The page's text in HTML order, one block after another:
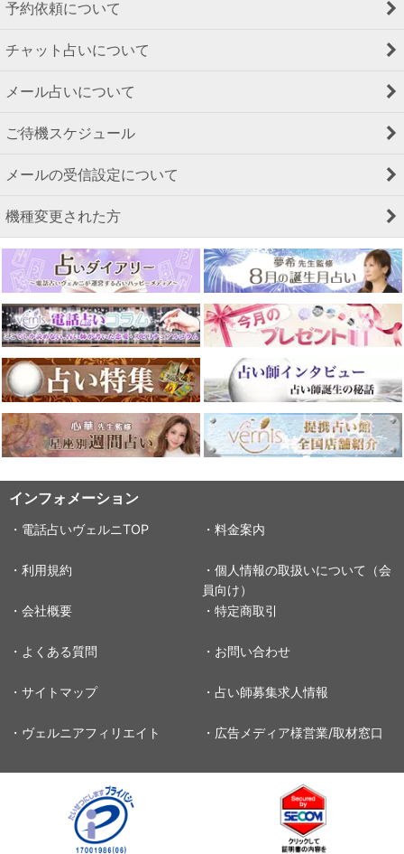
予約依頼について
チャット占いについて
メール占いについて
ご待機スケジュール
メールの受信設定について
機種変更された方
インフォメーション
・電話占いヴェルニTOP ・料金案内
・利用規約
・個人情報の取扱いについて（会
員向け）
・会社概要
・特定商取引
・よくある質問 ・お問い合わせ
・サイトマップ ・占い師募集求人情報
・ヴェルニアフィリエイト ・広告メディア様営業/取材窓口